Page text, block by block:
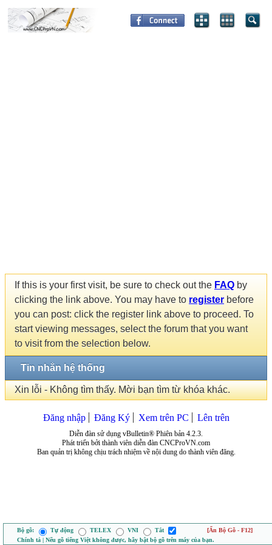
If this is your first visit, be sure to check out the FAQ by
clicking the link above. You may have to register before
you can post: click the register link above to proceed. To
start viewing messages, select the forum that you want
to visit from the selection below.
Tin nhắn hệ thống
Xin lỗi - Không tìm thấy. Mời bạn tìm từ khóa khác.
Đăng nhập Đăng Ký Xem trên PC Lên trên
Diễn đàn sử dụng vBulletin® Phiên bản 4.2.3.
Phát triển bởi thành viên diễn đàn CNCProVN.com
Ban quản trị không chịu trách nhiệm về nội dung do thành viên đăng.
Bộ gõ: Tự động TELEX VNI Tắt
[Ẩn Bộ Gõ - F12]
Chính tả | Nếu gõ tiếng Việt không được, hãy bật bộ gõ trên máy của bạn.